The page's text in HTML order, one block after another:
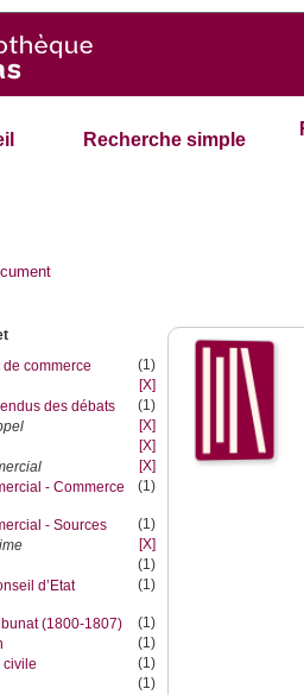
Recherche simple
commerce
(1)
[X]
des débats
(1)
[X]
[X]
[X]
- Commerce
(1)
- Sources
(1)
[X]
(1)
d’Etat
(1)
(1800-1807)
(1)
(1)
civile
(1)
(1)